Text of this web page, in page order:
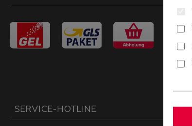
SERVICE-HOTLINE